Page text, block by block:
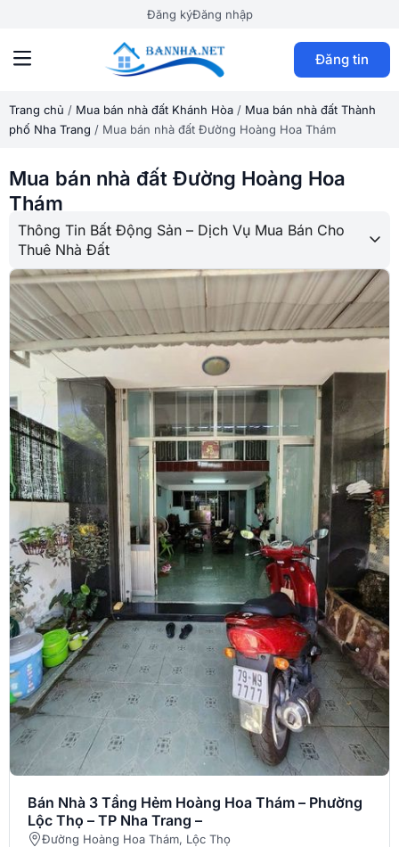
Đăng kýĐăng nhập
Đăng tin
Trang chủ / Mua bán nhà đất Khánh Hòa / Mua bán nhà đất Thành
phố Nha Trang / Mua bán nhà đất Đường Hoàng Hoa Thám
Mua bán nhà đất Đường Hoàng Hoa
Thám
Thông Tin Bất Động Sản – Dịch Vụ Mua Bán Cho
Thuê Nhà Đất
Bán Nhà 3 Tầng Hẻm Hoàng Hoa Thám – Phường
Lộc Thọ – TP Nha Trang –
Đường Hoàng Hoa Thám, Lộc Thọ